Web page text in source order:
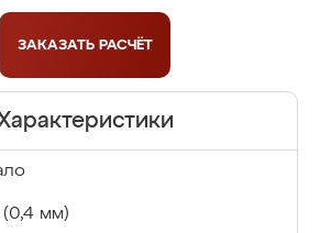
ЗАКАЗАТЬ РАСЧЁТ
(0,4 мм)